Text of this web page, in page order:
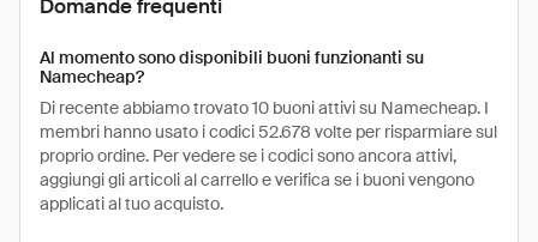
Domande frequenti
Al momento sono disponibili buoni funzionanti su
Namecheap?
Di recente abbiamo trovato 10 buoni attivi su Namecheap. I
membri hanno usato i codici 52.678 volte per risparmiare sul
proprio ordine. Per vedere se i codici sono ancora attivi,
aggiungi gli articoli al carrello e verifica se i buoni vengono
applicati al tuo acquisto.